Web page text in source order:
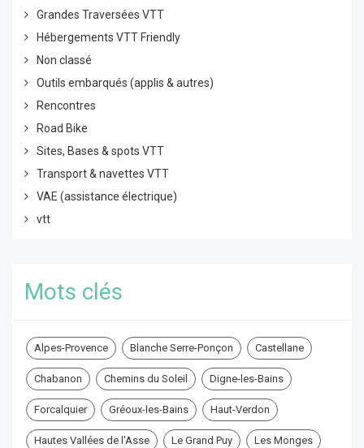
Grandes Traversées VTT
Hébergements VTT Friendly
Non classé
Outils embarqués (applis & autres)
Rencontres
Road Bike
Sites, Bases & spots VTT
Transport & navettes VTT
VAE (assistance électrique)
vtt
Mots clés
Alpes-Provence Blanche Serre-Ponçon Castellane
Chabanon Chemins du Soleil Digne-les-Bains
Forcalquier Gréoux-les-Bains Haut-Verdon
Hautes Vallées de l'Asse Le Grand Puy Les Monges